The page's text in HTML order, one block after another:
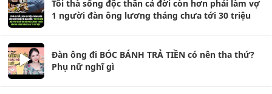
Tôi thà sống độc thân cả đời còn hơn phải làm vợ
1 người đàn ông lương tháng chưa tới 30 triệu
Đàn ông đi BÓC BÁNH TRẢ TIỀN có nên tha thứ?
Phụ nữ nghĩ gì